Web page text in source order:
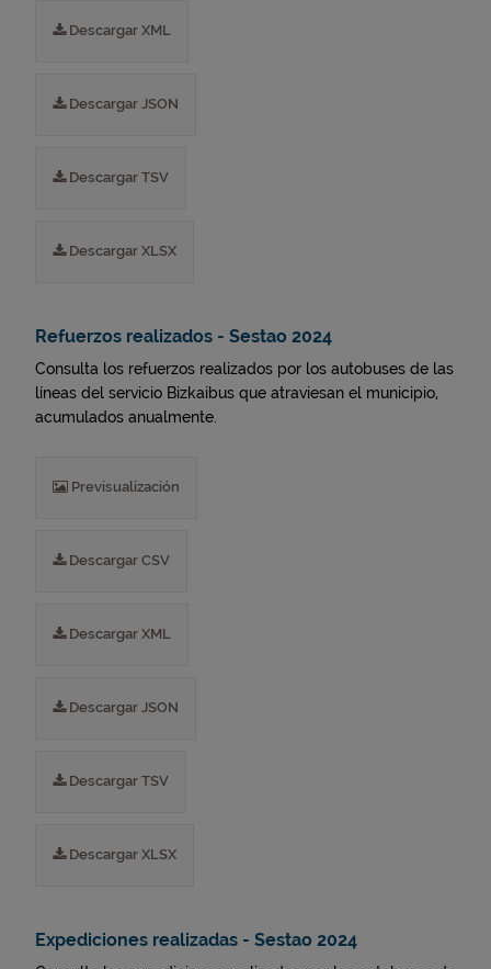
Descargar XML
Descargar JSON
Descargar TSV
Descargar XLSX
Refuerzos realizados - Sestao 2024
Consulta los refuerzos realizados por los autobuses de las
líneas del servicio Bizkaibus que atraviesan el municipio,
acumulados anualmente.
Previsualización
Descargar CSV
Descargar XML
Descargar JSON
Descargar TSV
Descargar XLSX
Expediciones realizadas - Sestao 2024